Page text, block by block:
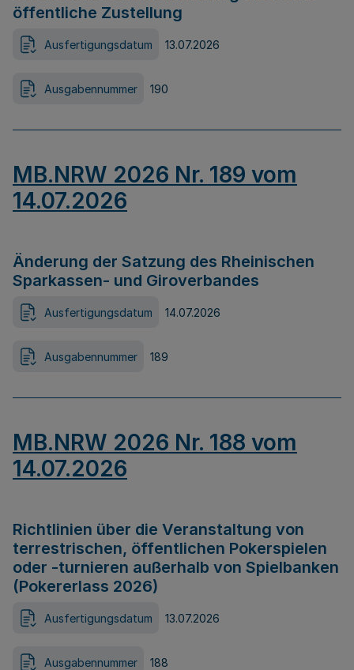
öffentliche Zustellung
Ausfertigungsdatum 13.07.2026
Ausgabennummer 190
MB.NRW 2026 Nr. 189 vom
14.07.2026
Änderung der Satzung des Rheinischen
Sparkassen- und Giroverbandes
Ausfertigungsdatum 14.07.2026
Ausgabennummer 189
MB.NRW 2026 Nr. 188 vom
14.07.2026
Richtlinien über die Veranstaltung von
terrestrischen, öffentlichen Pokerspielen
oder -turnieren außerhalb von Spielbanken
(Pokererlass 2026)
Ausfertigungsdatum 13.07.2026
Ausgabennummer 188